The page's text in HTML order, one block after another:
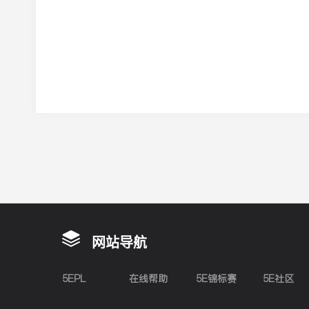
网站导航
5EPL 在线帮助 5E锦标赛 5E社区